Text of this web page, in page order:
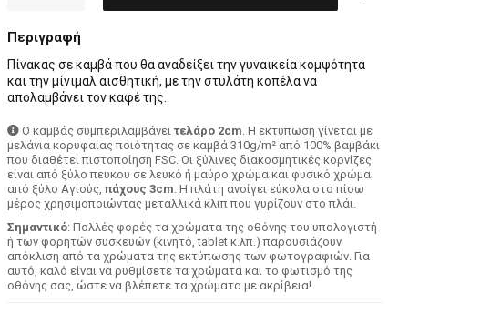
Περιγραφή
Πίνακας σε καμβά που θα αναδείξει την γυναικεία κομψότητα
και την μίνιμαλ αισθητική, με την στυλάτη κοπέλα να
απολαμβάνει τον καφέ της.
Ο καμβάς συμπεριλαμβάνει τελάρο 2cm. H εκτύπωση γίνεται με
μελάνια κορυφαίας ποιότητας σε καμβά 310g/m² από 100% βαμβάκι
που διαθέτει πιστοποίηση FSC. Οι ξύλινες διακοσμητικές κορνίζες
είναι από ξύλο πεύκου σε λευκό ή μαύρο χρώμα και φυσικό χρώμα
από ξύλο Αγιούς, πάχους 3cm. Η πλάτη ανοίγει εύκολα στο πίσω
μέρος χρησιμοποιώντας μεταλλικά κλιπ που γυρίζουν στο πλάι.
Σημαντικό: Πολλές φορές τα χρώματα της οθόνης του υπολογιστή
ή των φορητών συσκευών (κινητό, tablet κ.λπ.) παρουσιάζουν
απόκλιση από τα χρώματα της εκτύπωσης των φωτογραφιών. Για
αυτό, καλό είναι να ρυθμίσετε τα χρώματα και το φωτισμό της
οθόνης σας, ώστε να βλέπετε τα χρώματα με ακρίβεια!